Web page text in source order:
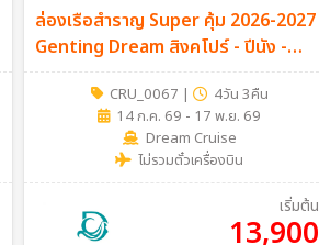
ล่องเรือสำราญ Super คุ้ม 2026-2027
Genting Dream สิงคโปร์ - ปีนัง -
กัวลาลัมเปอร์(พอร์ตคลัง) - สิงคโปร์
เดินทางวันอังคาร 4วัน 3คืน
CRU_0067 |
4วัน 3คืน
14 ก.ค. 69 - 17 พ.ย. 69
Dream Cruise
ไม่รวมตั๋วเครื่องบิน
เริ่มต้น
13,900